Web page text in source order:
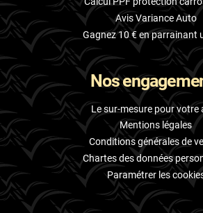
Avis Variance Auto
Gagnez 10 € en parrainant
Nos
Le sur-mesure pour votre
Mentions légales
Conditions générales de
Chartes des données
Paramétrer les